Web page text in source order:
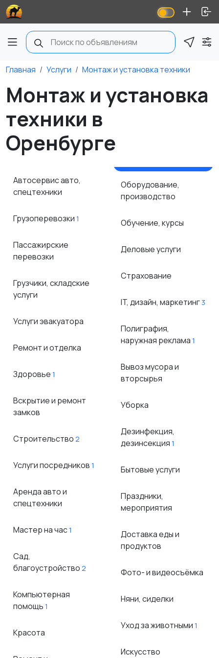
Главная Услуги Монтаж и установка техники
Монтаж и установка
техники в
Оренбурге
Автосервис авто,
спецтехники
Грузоперевозки 1
Пассажирские
перевозки
Грузчики, складские
услуги
Услуги эвакуатора
Ремонт и отделка
Здоровье 1
Вскрытие и ремонт
замков
Строительство 2
Услуги посредников 1
Аренда авто и
спецтехники
Мастер на час1
Сад,
благоустройство 2
Компьютерная
помощь 1
Красота
Оборудование,
производство
Обучение, курсы
Деловые услуги
Страхование
IT, дизайн, маркетинг 3
Полиграфия,
наружная реклама 1
Вывоз мусора и
вторсырья
Уборка
Дезинфекция,
дезинсекция 1
Бытовые услуги
Праздники,
мероприятия
Доставка еды и
продуктов
Фото- и видеосъёмка
Няни, сиделки
Уход за животными 1
Искусство